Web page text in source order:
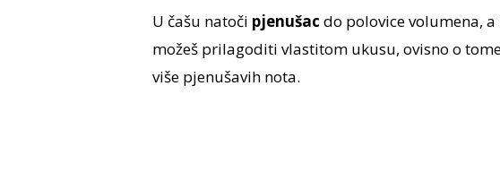
U čašu natoči pjenušac do polovice volumena,
možeš prilagoditi vlastitom ukusu, ovisno o
više pjenušavih nota.